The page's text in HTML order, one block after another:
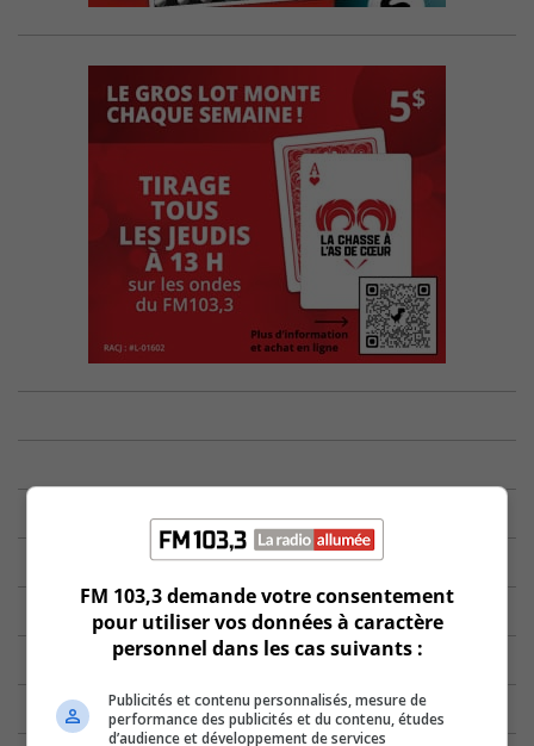
FM 103,3 demande votre consentement
pour utiliser vos données à caractère
personnel dans les cas suivants :
Publicités et contenu personnalisés, mesure de
performance des publicités et du contenu, études
d’audience et développement de services